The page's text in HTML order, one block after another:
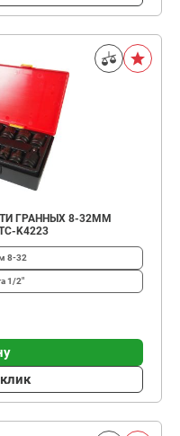
ГРАННЫХ 8-32ММ
K4223
8-32
1/2"